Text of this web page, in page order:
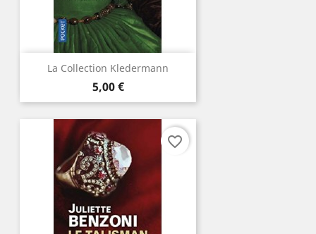
La Collection Kledermann
Prix
5,00 €
favorite_border